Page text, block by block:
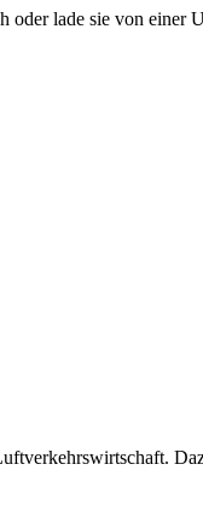
oder lade sie von einer